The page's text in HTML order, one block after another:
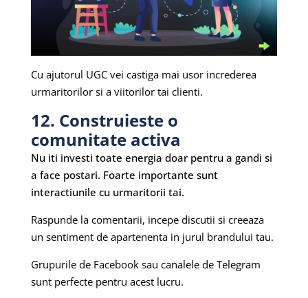
Cu ajutorul UGC vei castiga mai usor increderea
urmaritorilor si a viitorilor tai clienti.
12. Construieste o
comunitate activa
Nu iti investi toate energia doar pentru a gandi si
a face postari. Foarte importante sunt
interactiunile cu urmaritorii tai.
Raspunde la comentarii, incepe discutii si creeaza
un sentiment de apartenenta in jurul brandului tau.
Grupurile de Facebook sau canalele de Telegram
sunt perfecte pentru acest lucru.